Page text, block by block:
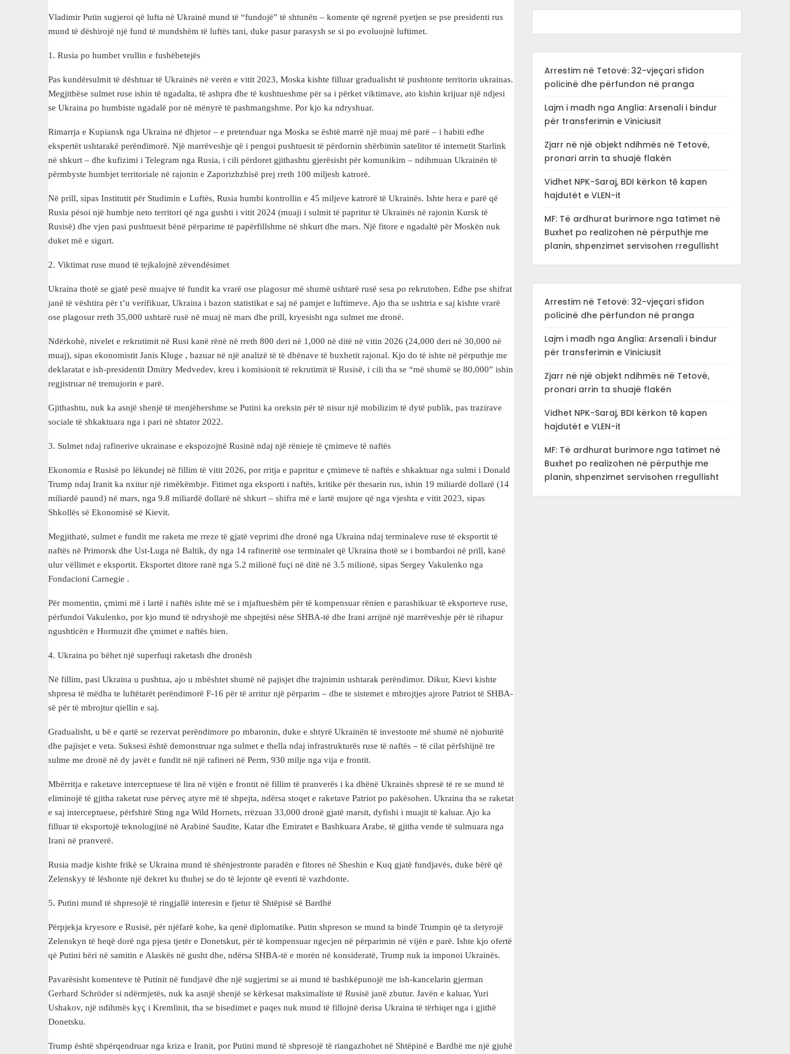
Vladimir Putin sugjeroi që lufta në Ukrainë mund të “fundojë” të shtunën – komente që ngrenë pyetjen se pse presidenti rus
mund të dëshirojë një fund të mundshëm të luftës tani, duke pasur parasysh se si po evoluojnë luftimet.
1. Rusia po humbet vrullin e fushëbetejës
Pas kundërsulmit të dështuar të Ukrainës në verën e vitit 2023, Moska kishte filluar gradualisht të pushtonte territorin ukrainas.
Megjithëse sulmet ruse ishin të ngadalta, të ashpra dhe të kushtueshme për sa i përket viktimave, ato kishin krijuar një ndjesi
se Ukraina po humbiste ngadalë por në mënyrë të pashmangshme. Por kjo ka ndryshuar.
Rimarrja e Kupiansk nga Ukraina në dhjetor – e pretenduar nga Moska se është marrë një muaj më parë – i habiti edhe
ekspertët ushtarakë perëndimorë. Një marrëveshje që i pengoi pushtuesit të përdornin shërbimin satelitor të internetit Starlink
në shkurt – dhe kufizimi i Telegram nga Rusia, i cili përdoret gjithashtu gjerësisht për komunikim – ndihmuan Ukrainën të
përmbyste humbjet territoriale në rajonin e Zaporizhzhisë prej rreth 100 miljesh katrorë.
Në prill, sipas Institutit për Studimin e Luftës, Rusia humbi kontrollin e 45 miljeve katrorë të Ukrainës. Ishte hera e parë që
Rusia pësoi një humbje neto territori që nga gushti i vitit 2024 (muaji i sulmit të papritur të Ukrainës në rajonin Kursk të
Rusisë) dhe vjen pasi pushtuesit bënë përparime të papërfillshme në shkurt dhe mars. Një fitore e ngadaltë për Moskën nuk
duket më e sigurt.
2. Viktimat ruse mund të tejkalojnë zëvendësimet
Ukraina thotë se gjatë pesë muajve të fundit ka vrarë ose plagosur më shumë ushtarë rusë sesa po rekrutohen. Edhe pse shifrat
janë të vështira për t’u verifikuar, Ukraina i bazon statistikat e saj në pamjet e luftimeve. Ajo tha se ushtria e saj kishte vrarë
ose plagosur rreth 35,000 ushtarë rusë në muaj në mars dhe prill, kryesisht nga sulmet me dronë.
Ndërkohë, nivelet e rekrutimit në Rusi kanë rënë në rreth 800 deri në 1,000 në ditë në vitin 2026 (24,000 deri në 30,000 në
muaj), sipas ekonomistit Janis Kluge , bazuar në një analizë të të dhënave të buxhetit rajonal. Kjo do të ishte në përputhje me
deklaratat e ish-presidentit Dmitry Medvedev, kreu i komisionit të rekrutimit të Rusisë, i cili tha se “më shumë se 80,000” ishin
regjistruar në tremujorin e parë.
Gjithashtu, nuk ka asnjë shenjë të menjëhershme se Putini ka oreksin për të nisur një mobilizim të dytë publik, pas trazirave
sociale të shkaktuara nga i pari në shtator 2022.
3. Sulmet ndaj rafinerive ukrainase e ekspozojnë Rusinë ndaj një rënieje të çmimeve të naftës
Ekonomia e Rusisë po lëkundej në fillim të vitit 2026, por rritja e papritur e çmimeve të naftës e shkaktuar nga sulmi i Donald
Trump ndaj Iranit ka nxitur një rimëkëmbje. Fitimet nga eksporti i naftës, kritike për thesarin rus, ishin 19 miliardë dollarë (14
miliardë paund) në mars, nga 9.8 miliardë dollarë në shkurt – shifra më e lartë mujore që nga vjeshta e vitit 2023, sipas
Shkollës së Ekonomisë së Kievit.
Megjithatë, sulmet e fundit me raketa me rreze të gjatë veprimi dhe dronë nga Ukraina ndaj terminaleve ruse të eksportit të
naftës në Primorsk dhe Ust-Luga në Baltik, dy nga 14 rafineritë ose terminalet që Ukraina thotë se i bombardoi në prill, kanë
ulur vëllimet e eksportit. Eksportet ditore ranë nga 5.2 milionë fuçi në ditë në 3.5 milionë, sipas Sergey Vakulenko nga
Fondacioni Carnegie .
Për momentin, çmimi më i lartë i naftës ishte më se i mjaftueshëm për të kompensuar rënien e parashikuar të eksporteve ruse,
përfundoi Vakulenko, por kjo mund të ndryshojë me shpejtësi nëse SHBA-të dhe Irani arrijnë një marrëveshje për të rihapur
ngushticën e Hormuzit dhe çmimet e naftës bien.
4. Ukraina po bëhet një superfuqi raketash dhe dronësh
Në fillim, pasi Ukraina u pushtua, ajo u mbështet shumë në pajisjet dhe trajnimin ushtarak perëndimor. Dikur, Kievi kishte
shpresa të mëdha te luftëtarët perëndimorë F-16 për të arritur një përparim – dhe te sistemet e mbrojtjes ajrore Patriot të SHBA-
së për të mbrojtur qiellin e saj.
Gradualisht, u bë e qartë se rezervat perëndimore po mbaronin, duke e shtyrë Ukrainën të investonte më shumë në njohuritë
dhe pajisjet e veta. Suksesi është demonstruar nga sulmet e thella ndaj infrastrukturës ruse të naftës – të cilat përfshijnë tre
sulme me dronë në dy javët e fundit në një rafineri në Perm, 930 milje nga vija e frontit.
Mbërritja e raketave interceptuese të lira në vijën e frontit në fillim të pranverës i ka dhënë Ukrainës shpresë të re se mund të
eliminojë të gjitha raketat ruse përveç atyre më të shpejta, ndërsa stoqet e raketave Patriot po pakësohen. Ukraina tha se raketat
e saj interceptuese, përfshirë Sting nga Wild Hornets, rrëzuan 33,000 dronë gjatë marsit, dyfishi i muajit të kaluar. Ajo ka
filluar të eksportojë teknologjinë në Arabinë Saudite, Katar dhe Emiratet e Bashkuara Arabe, të gjitha vende të sulmuara nga
Irani në pranverë.
Rusia madje kishte frikë se Ukraina mund të shënjestronte paradën e fitores në Sheshin e Kuq gjatë fundjavës, duke bërë që
Zelenskyy të lëshonte një dekret ku thuhej se do të lejonte që eventi të vazhdonte.
5. Putini mund të shpresojë të ringjallë interesin e fjetur të Shtëpisë së Bardhë
Përpjekja kryesore e Rusisë, për njëfarë kohe, ka qenë diplomatike. Putin shpreson se mund ta bindë Trumpin që ta detyrojë
Zelenskyn të heqë dorë nga pjesa tjetër e Donetskut, për të kompensuar ngecjen në përparimin në vijën e parë. Ishte kjo ofertë
që Putini bëri në samitin e Alaskës në gusht dhe, ndërsa SHBA-të e morën në konsideratë, Trump nuk ia imponoi Ukrainës.
Pavarësisht komenteve të Putinit në fundjavë dhe një sugjerimi se ai mund të bashkëpunojë me ish-kancelarin gjerman
Gerhard Schröder si ndërmjetës, nuk ka asnjë shenjë se kërkesat maksimaliste të Rusisë janë zbutur. Javën e kaluar, Yuri
Ushakov, një ndihmës kyç i Kremlinit, tha se bisedimet e paqes nuk mund të fillojnë derisa Ukraina të tërhiqet nga i gjithë
Donetsku.
Trump është shpërqendruar nga kriza e Iranit, por Putini mund të shpresojë të riangazhohet në Shtëpinë e Bardhë me një gjuhë
Arrestim në Tetovë: 32-vjeçari sfidon
policinë dhe përfundon në pranga
Lajm i madh nga Anglia: Arsenali i bindur
për transferimin e Viniciusit
Zjarr në një objekt ndihmës në Tetovë,
pronari arrin ta shuajë flakën
Vidhet NPK-Saraj, BDI kërkon tē kapen
hajdutët e VLEN-it
MF: Të ardhurat burimore nga tatimet në
Buxhet po realizohen në përputhje me
planin, shpenzimet servisohen rregullisht
Arrestim në Tetovë: 32-vjeçari sfidon
policinë dhe përfundon në pranga
Lajm i madh nga Anglia: Arsenali i bindur
për transferimin e Viniciusit
Zjarr në një objekt ndihmës në Tetovë,
pronari arrin ta shuajë flakën
Vidhet NPK-Saraj, BDI kërkon tē kapen
hajdutët e VLEN-it
MF: Të ardhurat burimore nga tatimet në
Buxhet po realizohen në përputhje me
planin, shpenzimet servisohen rregullisht